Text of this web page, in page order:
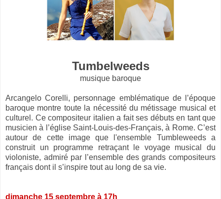
Tumbelweeds
­musique baroque
Arcangelo Corelli, personnage emblématique de l’époque
baroque montre toute la nécessité du métissage musical et
culturel. Ce compositeur italien a fait ses débuts en tant que
musicien à l’église Saint-Louis-des-Français, à Rome. C’est
autour de cette image que l'ensemble Tumbleweeds a
construit un programme retraçant le voyage musical du
violoniste, admiré par l’ensemble des grands compositeurs
français dont il s’inspire tout au long de sa vie.
dimanche 15 septembre à 17h